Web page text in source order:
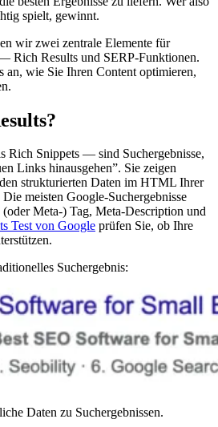
spielt, gewinnt.
wir zwei zentrale Elemente für
Rich Results und SERP-Funktionen.
an, wie Sie Ihren Content optimieren,
Rich Snippets — sind Suchergebnisse,
Links hinausgehen”. Sie zeigen
strukturierten Daten im HTML Ihrer
meisten Google-Suchergebnisse
Meta-) Tag, Meta-Description und
Test von Google prüfen Sie, ob Ihre
Suchergebnis:
Daten zu Suchergebnissen.